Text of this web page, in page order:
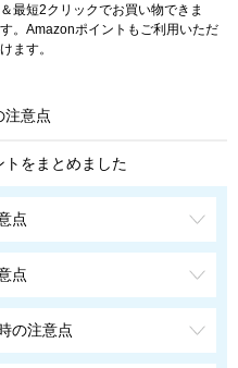
＆最短2クリックでお買い物できま
す。Amazonポイントもご利用いただ
けます。
注意点
をまとめました
点
点
の注意点